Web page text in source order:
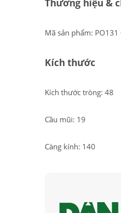
Thương hiệu &
Mã sản phẩm: PO131
Kích thước
Kích thước tròng: 48
Cầu mũi: 19
Càng kính: 140